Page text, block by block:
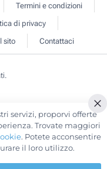
Termini e condizioni
di privacy
sito Contattaci
servizi, proporvi offerte
Trovate maggiori
. Potete acconsentire
il loro utilizzo.